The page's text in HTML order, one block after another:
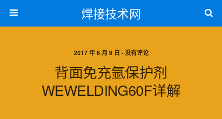
焊接技术网
2017 年 6 月 9 日 • 没有评论
背面免充氩保护剂
WEWELDING60F详解